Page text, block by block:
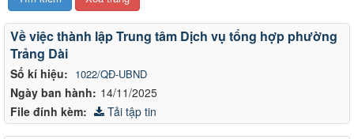
Văn
bản
Số kí hiệu: 1022/QĐ-UBND
Ngày ban hành: 14/11/2025
Về việc thành lập Trung tâm Dịch vụ tổng hợp phường
Trảng Dài
File đính kèm: Tải tập tin